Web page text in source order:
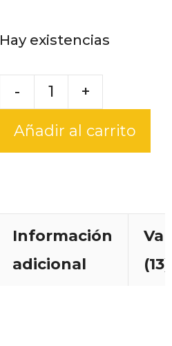
Hay existencias
- +
Añadir al carrito
Información
adicional
(13)